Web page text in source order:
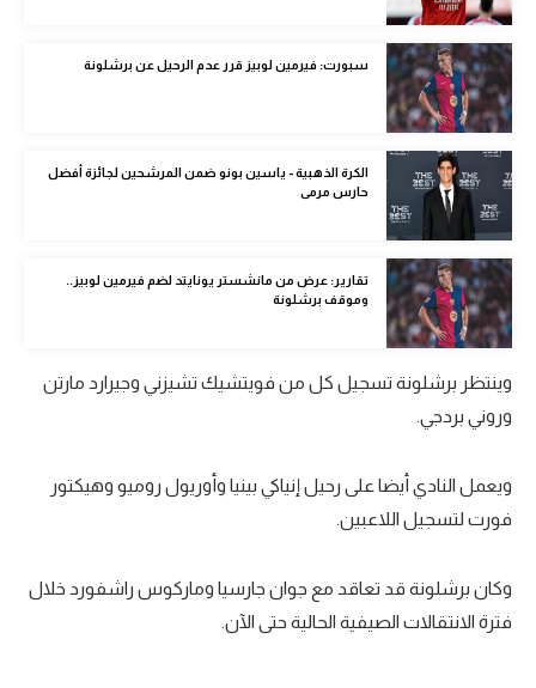
في المونديال
رياضة نسائية
آسيا
أمريكا
ركن الألعاب
أقسام خاصة
Gamers
ميركاتو
تحقيق في الجول
تقرير في الجول
تحليل في الجول
كويز في الجول
سبورت: فيرمين لوبيز قرر عدم الرحيل عن برشلونة
الكرة الذهبية - ياسين بونو ضمن المرشحين لجائزة أفضل
حارس مرمى
تقارير: عرض من مانشستر يونايتد لضم فيرمين لوبيز..
وموقف برشلونة
وينتظر برشلونة تسجيل كل من فويتشيك تشيزني وجيرارد مارتن
وروني بردجي.
ويعمل النادي أيضا على رحيل إنياكي بينيا وأوريول روميو وهيكتور
فورت لتسجيل اللاعبين.
وكان برشلونة قد تعاقد مع جوان جارسيا وماركوس راشفورد خلال
فترة الانتقالات الصيفية الحالية حتى الآن.